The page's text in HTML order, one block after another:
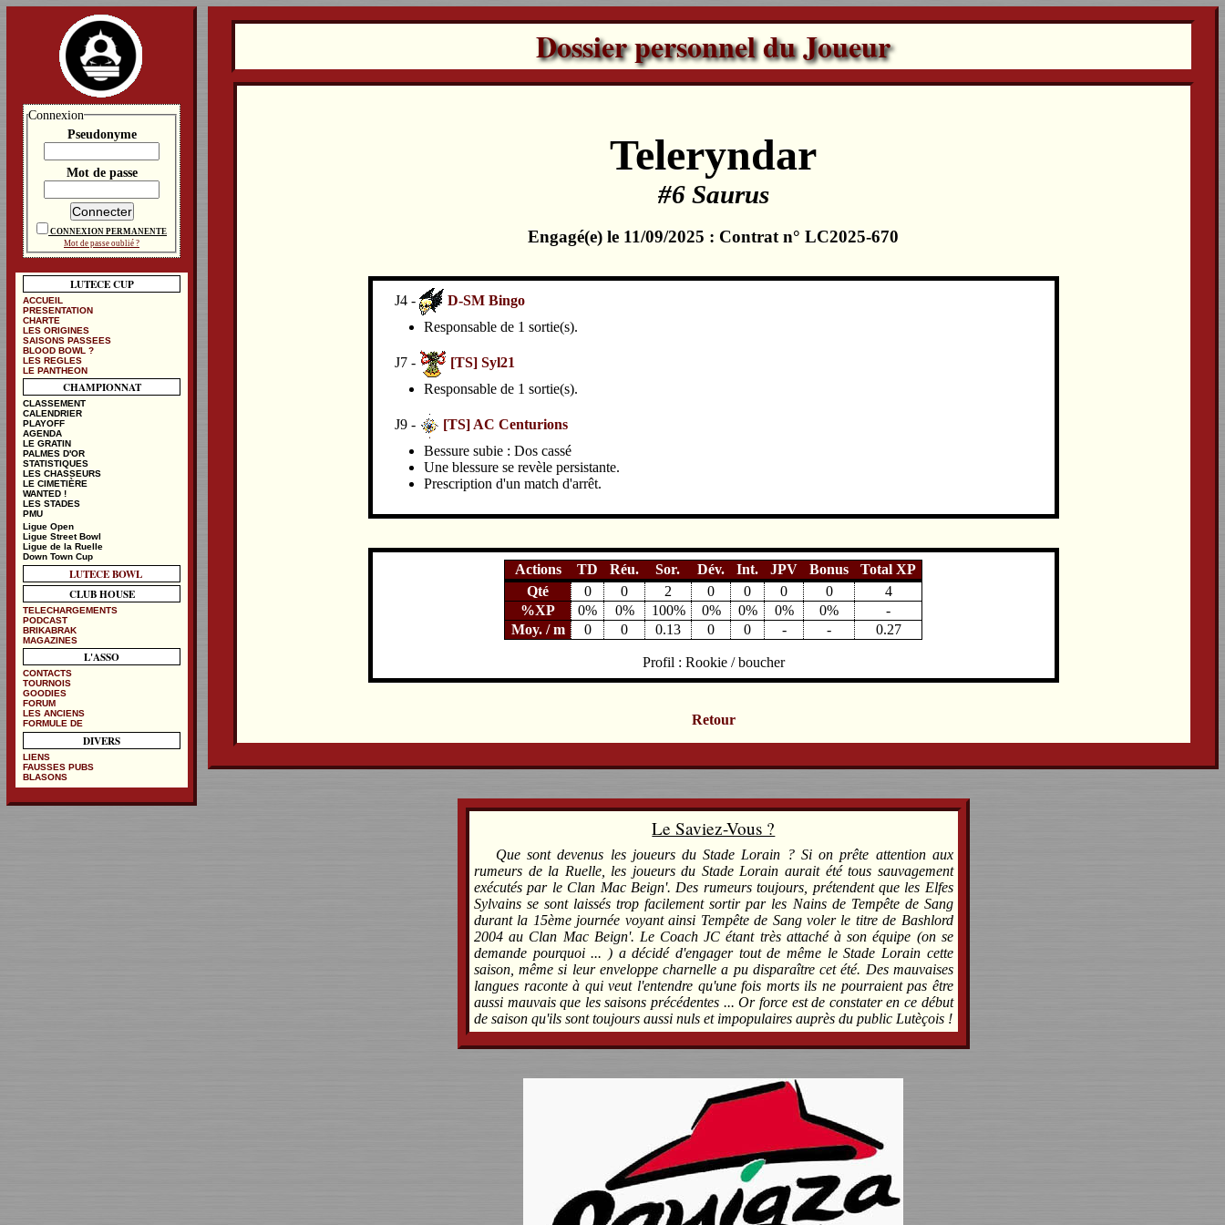
Dossier personnel du Joueur
Teleryndar
#6 Saurus
Engagé(e) le 11/09/2025 : Contrat n° LC2025-670
J4 -
D-SM Bingo
Responsable de 1 sortie(s).
J7 -
[TS] Syl21
Responsable de 1 sortie(s).
J9 -
[TS] AC Centurions
Bessure subie : Dos cassé
Une blessure se revèle persistante.
Prescription d'un match d'arrêt.
Actions TD Réu. Sor. Dév. Int. JPV Bonus
Total XP
Qté
0 0 2 0 0 0 0
4
%XP
0% 0% 100% 0% 0% 0% 0%
-
Moy. / m
0 0 0.13 0 0 - - 0.27
Profil : Rookie / boucher
Retour
Le Saviez-Vous ?
Que sont devenus les joueurs du Stade Lorain ? Si on prête attention aux
rumeurs de la Ruelle, les joueurs du Stade Lorain aurait été tous sauvagement
exécutés par le Clan Mac Beign'. Des rumeurs toujours, prétendent que les Elfes
Sylvains se sont laissés trop facilement sortir par les Nains de Tempête de Sang
durant la 15ème journée voyant ainsi Tempête de Sang voler le titre de Bashlord
2004 au Clan Mac Beign'. Le Coach JC étant très attaché à son équipe (on se
demande pourquoi ... ) a décidé d'engager tout de même le Stade Lorain cette
saison, même si leur enveloppe charnelle a pu disparaître cet été. Des mauvaises
langues raconte à qui veut l'entendre qu'une fois morts ils ne pourraient pas être
aussi mauvais que les saisons précédentes ... Or force est de constater en ce début
de saison qu'ils sont toujours aussi nuls et impopulaires auprès du public Lutèçois !
Connexion
Pseudonyme
Mot de passe
CONNEXION PERMANENTE
Mot de passe oublié ?
LUTECE CUP
ACCUEIL
PRESENTATION
CHARTE
LES ORIGINES
SAISONS PASSEES
BLOOD BOWL ?
LES REGLES
LE PANTHEON
CHAMPIONNAT
CLASSEMENT
CALENDRIER
PLAYOFF
AGENDA
LE GRATIN
PALMES D'OR
STATISTIQUES
LES CHASSEURS
LE CIMETIÈRE
WANTED !
LES STADES
PMU
Ligue Open
Ligue Street Bowl
Ligue de la Ruelle
Down Town Cup
LUTECE BOWL
CLUB HOUSE
TELECHARGEMENTS
PODCAST
BRIKABRAK
MAGAZINES
L'ASSO
CONTACTS
TOURNOIS
GOODIES
FORUM
LES ANCIENS
FORMULE DE
DIVERS
LIENS
FAUSSES PUBS
BLASONS